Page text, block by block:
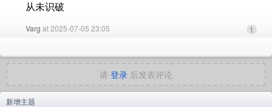
从未识破
Varg at 2025-07-05 23:05 1
请 登录 后发表评论
新增主题